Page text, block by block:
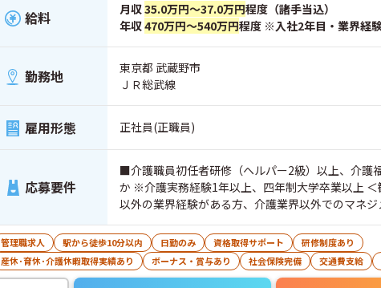
給料 月収35.0万円～37.0万円程度（諸手当込）
年収470万円～540万円程度 ※入社2年目・業界経
勤務地
東京都 武蔵野市
ＪＲ総武線
雇用形態 正社員(正職員)
応募要件
■介護職員初任者研修（ヘルパー2級）以上、介
か ※介護実務経験1年以上、四年制大学卒業以上
以外の業界経験がある方、介護業界以外でのマネ
る方
管理職求人 駅から徒歩10分以内 日勤のみ 資格取得サポート
研修制度あり
産休･育休･介護休暇取得実績あり
ボーナス・賞与あり 社会保険完備 交通費支給